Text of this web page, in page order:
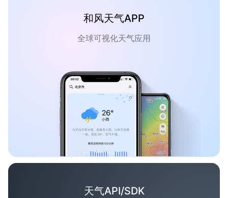
和风天气APP
全球可视化天气应用
天气API/SDK